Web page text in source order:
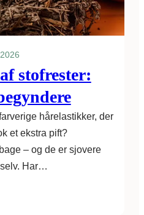
stofrester:
hårelastikker, der
et ekstra pift?
– og de er sjovere
Har…